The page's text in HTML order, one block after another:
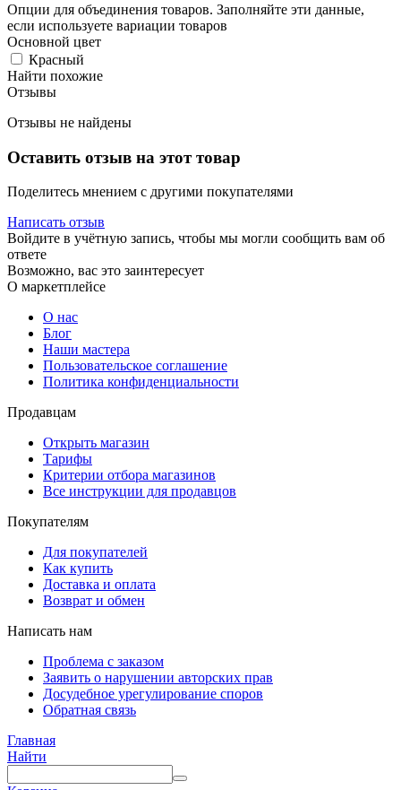
Опции для объединения товаров. Заполняйте эти данные,
если используете вариации товаров
Основной цвет
Красный
Найти похожие
Отзывы
Отзывы не найдены
Оставить отзыв на этот товар
Поделитесь мнением с другими покупателями
Написать отзыв
Войдите в учётную запись, чтобы мы могли сообщить вам об
ответе
Возможно, вас это заинтересует
О маркетплейсе
О нас
Блог
Наши мастера
Пользовательское соглашение
Политика конфиденциальности
Продавцам
Открыть магазин
Тарифы
Критерии отбора магазинов
Все инструкции для продавцов
Покупателям
Для покупателей
Как купить
Доставка и оплата
Возврат и обмен
Написать нам
Проблема с заказом
Заявить о нарушении авторских прав
Досудебное урегулирование споров
Обратная связь
Главная
Найти